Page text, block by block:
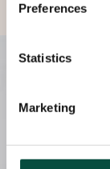
Preferences
Statistics
Marketing